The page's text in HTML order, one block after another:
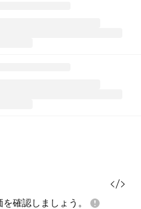
確認しましょう。